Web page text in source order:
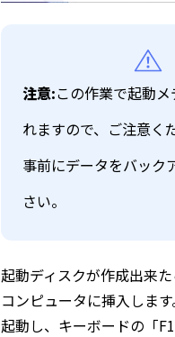
注意:この作業で起動
れますので、ご注意く
事前にデータをバック
さい。
起動ディスクが作成出来
コンピュータに挿入しま
起動し、キーボードの「